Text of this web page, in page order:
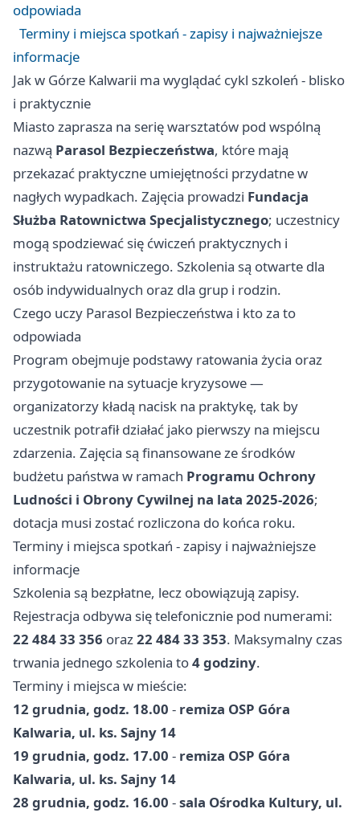
odpowiada
Terminy i miejsca spotkań - zapisy i najważniejsze
informacje
Jak w Górze Kalwarii ma wyglądać cykl szkoleń - blisko
i praktycznie
Miasto zaprasza na serię warsztatów pod wspólną
nazwą Parasol Bezpieczeństwa, które mają
przekazać praktyczne umiejętności przydatne w
nagłych wypadkach. Zajęcia prowadzi Fundacja
Służba Ratownictwa Specjalistycznego; uczestnicy
mogą spodziewać się ćwiczeń praktycznych i
instruktażu ratowniczego. Szkolenia są otwarte dla
osób indywidualnych oraz dla grup i rodzin.
Czego uczy Parasol Bezpieczeństwa i kto za to
odpowiada
Program obejmuje podstawy ratowania życia oraz
przygotowanie na sytuacje kryzysowe —
organizatorzy kładą nacisk na praktykę, tak by
uczestnik potrafił działać jako pierwszy na miejscu
zdarzenia. Zajęcia są finansowane ze środków
budżetu państwa w ramach Programu Ochrony
Ludności i Obrony Cywilnej na lata 2025-2026;
dotacja musi zostać rozliczona do końca roku.
Terminy i miejsca spotkań - zapisy i najważniejsze
informacje
Szkolenia są bezpłatne, lecz obowiązują zapisy.
Rejestracja odbywa się telefonicznie pod numerami:
22 484 33 356 oraz22 484 33 353. Maksymalny czas
trwania jednego szkolenia to4 godziny.
Terminy i miejsca w mieście:
12 grudnia, godz. 18.00 - remiza OSP Góra
Kalwaria, ul. ks. Sajny 14
19 grudnia, godz. 17.00 - remiza OSP Góra
Kalwaria, ul. ks. Sajny 14
28 grudnia, godz. 16.00 -sala Ośrodka Kultury, ul.